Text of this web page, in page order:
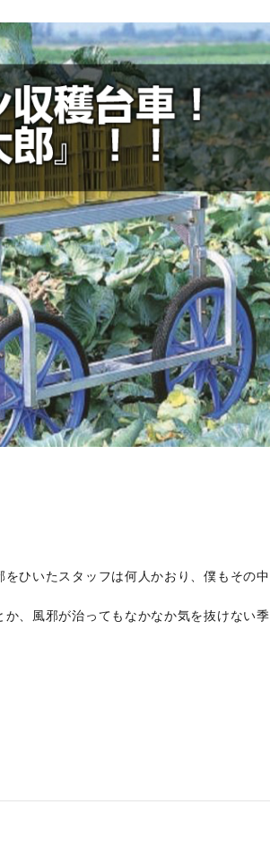
ひいたスタッフは何人かおり、僕もその中
、風邪が治ってもなかなか気を抜けない季